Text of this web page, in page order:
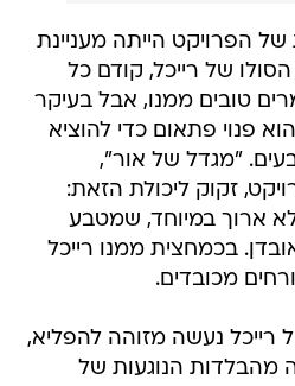
הפרויקט הייתה מעניינת
של רייכל, קודם כל
טובים ממנו, אבל בעיקר
פנוי פתאום כדי להוציא
"מגדל של אור",
זקוק ליכולת הזאת:
ארוך במיוחד, שמטבע
בכמחצית ממנו רייכל
מכובדים.
רייכל נעשה מזוהה להפליא,
מהבלדות הנוגעות של